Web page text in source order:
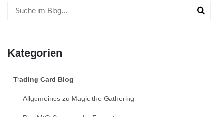
Kategorien
Trading Card Blog
Allgemeines zu Magic the Gathering